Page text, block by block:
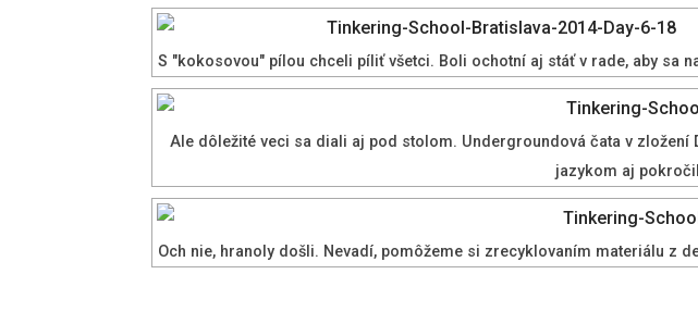
S "kokosovou" pílou chceli píliť všetci. Boli ochotní aj stáť v rade, aby sa
Ale dôležité veci sa diali aj pod stolom. Undergroundová čata v
jazykom aj
Och nie, hranoly došli. Nevadí, pomôžeme si zrecyklovaním materiálu z